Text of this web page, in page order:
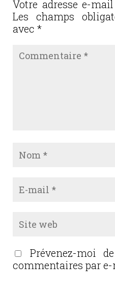
o
k
Votre adresse e-
Les champs
avec *
Prévenez-moi
commentaires par